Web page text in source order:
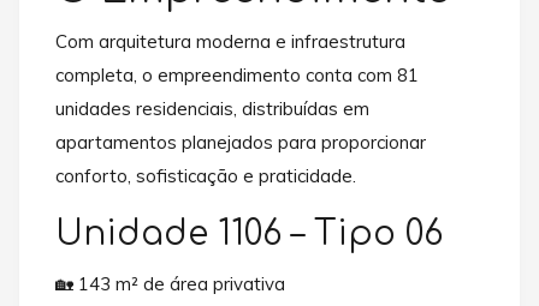
Com arquitetura moderna e infraestrutura
completa, o empreendimento conta com 81
unidades residenciais, distribuídas em
apartamentos planejados para proporcionar
conforto, sofisticação e praticidade.
Unidade 1106 – Tipo 06
🏡 143 m² de área privativa